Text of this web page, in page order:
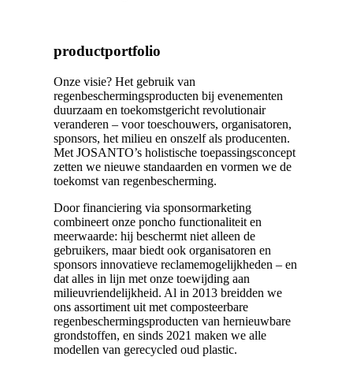
productportfolio
Onze visie? Het gebruik van
regenbeschermingsproducten bij evenementen
duurzaam en toekomstgericht revolutionair
veranderen – voor toeschouwers, organisatoren,
sponsors, het milieu en onszelf als producenten.
Met JOSANTO’s holistische toepassingsconcept
zetten we nieuwe standaarden en vormen we de
toekomst van regenbescherming.
Door financiering via sponsormarketing
combineert onze poncho functionaliteit en
meerwaarde: hij beschermt niet alleen de
gebruikers, maar biedt ook organisatoren en
sponsors innovatieve reclamemogelijkheden – en
dat alles in lijn met onze toewijding aan
milieuvriendelijkheid. Al in 2013 breidden we
ons assortiment uit met composteerbare
regenbeschermingsproducten van hernieuwbare
grondstoffen, en sinds 2021 maken we alle
modellen van gerecycled oud plastic.